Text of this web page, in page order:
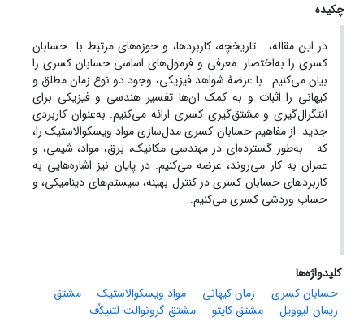
چکیده
در این مقاله، تاریخچه، کاربردها، و حوزه‌های مرتبط با حسابان
کسری را به‌اختصار معرفی و فرمول‌های اساسی حسابان کسری ‏را
بیان می‌کنیم. با‏ عرضهٔ شواهد فیزیکی‏‏، وجود دو نوع زمان مطلق و
کیهانی را اثبات و به کمک آن‌ها تفسیر هندسی و فیزیکی برای
انتگرال‌گیری و مشتق‌گیری کسری ارائه می‌کنیم. به‌عنوان کاربردی
جدید از مفاهیم حسابان کسری مدل‌سازی مواد ویسکو‌الاستیک را،
که به‌طور گسترده‌ای در مهندسی مکانیک، برق، مواد، شیمی، و
عمران به ‌کار می‌‌‌روند، عرضه می‌کنیم. در ‌پایان نیز اشاره‌هایی به
کاربردهای حسابان کسری در کنترل بهینه، سیستم‌های دینامیکی، و
حساب وردشی کسری می‌کنیم.
کلیدواژه‌ها
حسابان ﮐﺴﺮﯼ
ﺯﻣﺎﻥ ﮐﯿﻬﺎﻧﯽ ﻣﻮﺍﺩ ﻭﯾﺴﮑﻮﺍﻻﺳﺘﯿﮏ
ﻣﺸﺘﻖ
ﺭﯾﻤﺎﻥ‑ﻟﯿﻮﻭﯾﻞ
ﻣﺸﺘﻖ ﮐﺎﭘﺘﻮ
مشتق ﮔﺮﻭﻧﻮﺍﻟﺖ‑ﻟﺘﻨﯿﮑﹸف